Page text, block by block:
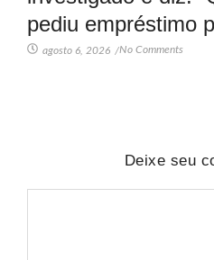
pediu empréstimo
agosto 6, 2026 /No Comments
Deixe seu